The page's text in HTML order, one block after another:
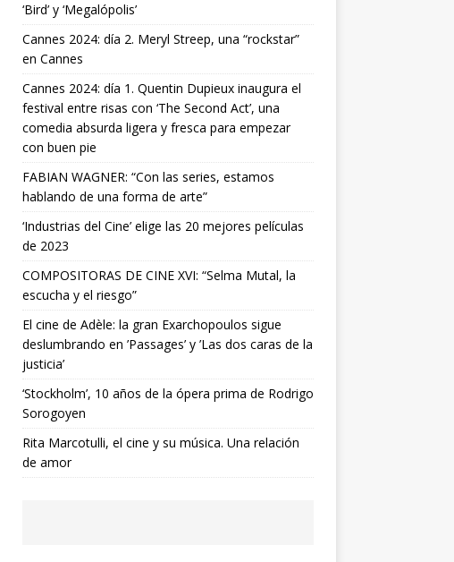
‘Bird’ y ‘Megalópolis’
Cannes 2024: día 2. Meryl Streep, una “rockstar”
en Cannes
Cannes 2024: día 1. Quentin Dupieux inaugura el
festival entre risas con ‘The Second Act’, una
comedia absurda ligera y fresca para empezar
con buen pie
FABIAN WAGNER: “Con las series, estamos
hablando de una forma de arte”
‘Industrias del Cine’ elige las 20 mejores películas
de 2023
COMPOSITORAS DE CINE XVI: “Selma Mutal, la
escucha y el riesgo”
El cine de Adèle: la gran Exarchopoulos sigue
deslumbrando en ’Passages’ y ’Las dos caras de la
justicia’
‘Stockholm’, 10 años de la ópera prima de Rodrigo
Sorogoyen
Rita Marcotulli, el cine y su música. Una relación
de amor